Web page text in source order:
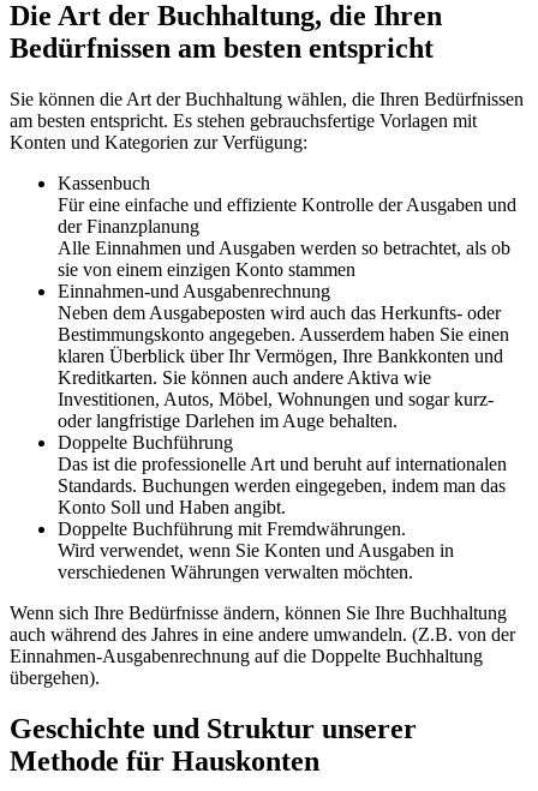
Die Art der Buchhaltung, die Ihren
Bedürfnissen am besten entspricht
Sie können die Art der Buchhaltung wählen, die Ihren Bedürfnissen
am besten entspricht. Es stehen gebrauchsfertige Vorlagen mit
Konten und Kategorien zur Verfügung:
Kassenbuch
Für eine einfache und effiziente Kontrolle der Ausgaben und
der Finanzplanung
Alle Einnahmen und Ausgaben werden so betrachtet, als ob
sie von einem einzigen Konto stammen
Einnahmen-und Ausgabenrechnung
Neben dem Ausgabeposten wird auch das Herkunfts- oder
Bestimmungskonto angegeben. Ausserdem haben Sie einen
klaren Überblick über Ihr Vermögen, Ihre Bankkonten und
Kreditkarten. Sie können auch andere Aktiva wie
Investitionen, Autos, Möbel, Wohnungen und sogar kurz-
oder langfristige Darlehen im Auge behalten.
Doppelte Buchführung
Das ist die professionelle Art und beruht auf internationalen
Standards. Buchungen werden eingegeben, indem man das
Konto Soll und Haben angibt.
Doppelte Buchführung mit Fremdwährungen.
Wird verwendet, wenn Sie Konten und Ausgaben in
verschiedenen Währungen verwalten möchten.
Wenn sich Ihre Bedürfnisse ändern, können Sie Ihre Buchhaltung
auch während des Jahres in eine andere umwandeln. (Z.B. von der
Einnahmen-Ausgabenrechnung auf die Doppelte Buchhaltung
übergehen).
Geschichte und Struktur unserer
Methode für Hauskonten